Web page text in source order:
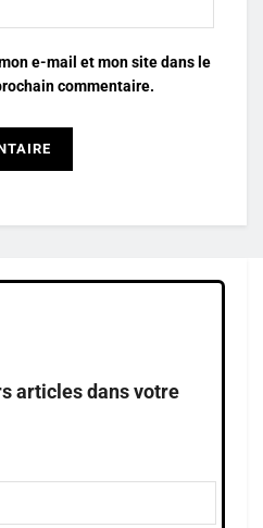
e-mail et mon site dans le
commentaire.
articles dans votre